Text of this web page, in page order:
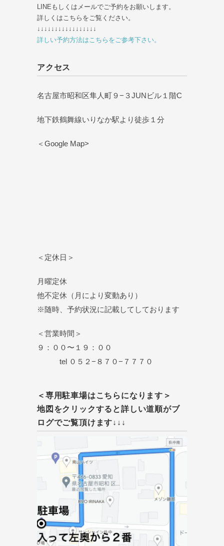
LINEもしくはメールでご予約をお願いします。
詳しくはこちらをご覧ください。
↓↓↓↓↓↓↓↓↓↓↓↓↓↓↓↓↓
詳しい予約方法はこちらをご参考下さい。
アクセス
名古屋市昭和区隼人町９−３JUNビル１階C
地下鉄鶴舞線いりなか駅より徒歩１分
＜Google Map>
＜定休日＞
月曜定休
他不定休（月により変動あり）
※随時、予約状況に記載してしております
＜営業時間＞
９：００〜１９：００
tel ０５２−８７０−７７７０
＜専用駐車場はこちらになります＞
地図をクリックすると詳しい道順がブ
ログでご覧頂けます↓↓↓